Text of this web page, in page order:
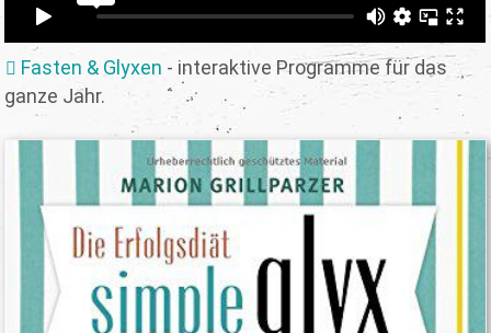
Fasten & Glyxen - interaktive Programme für das
ganze Jahr.